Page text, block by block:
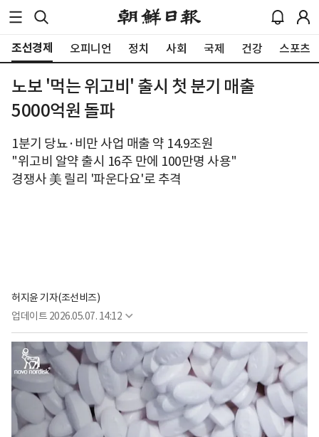
조선경제 오피니언 정치 사회 국제 건강 스포츠
노보 '먹는 위고비' 출시 첫 분기 매출
5000억원 돌파
1분기 당뇨·비만 사업 매출 약 14.9조원
"위고비 알약 출시 16주 만에 100만명 사용"
경쟁사 美 릴리 '파운다요'로 추격
허지윤 기자(조선비즈)
업데이트 2026.05.07. 14:12